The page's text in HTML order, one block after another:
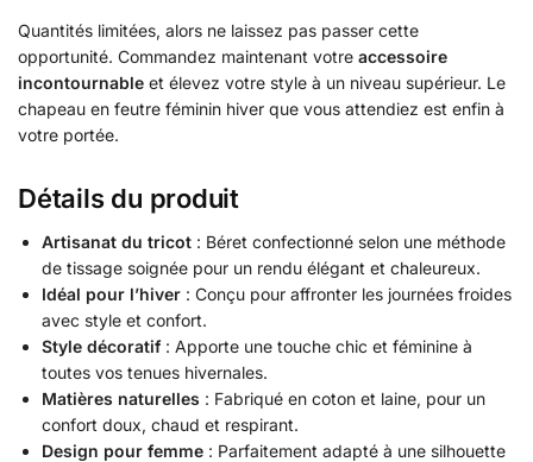
Quantités limitées, alors ne laissez pas passer cette
opportunité. Commandez maintenant votre accessoire
incontournable et élevez votre style à un niveau supérieur. Le
chapeau en feutre féminin hiver que vous attendiez est enfin à
votre portée.
Détails du produit
Artisanat du tricot : Béret confectionné selon une méthode
de tissage soignée pour un rendu élégant et chaleureux.
Idéal pour l’hiver : Conçu pour affronter les journées froides
avec style et confort.
Style décoratif: Apporte une touche chic et féminine à
toutes vos tenues hivernales.
Matières naturelles : Fabriqué en coton et laine, pour un
confort doux, chaud et respirant.
Design pour femme : Parfaitement adapté à une silhouette